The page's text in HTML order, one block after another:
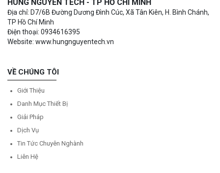
HÙNG NGUYÊN TECH - TP HỒ CHÍ MINH
Địa chỉ: D7/6B Đường Dương Đình Cúc, Xã Tân Kiên, H. Bình Chánh,
TP Hồ Chí Minh
Điện thoại: 0934616395
Website: www.hungnguyentech.vn
VỀ CHÚNG TÔI
Giới Thiệu
Danh Mục Thiết Bị
Giải Pháp
Dịch Vụ
Tin Tức Chuyên Nghành
Liên Hệ